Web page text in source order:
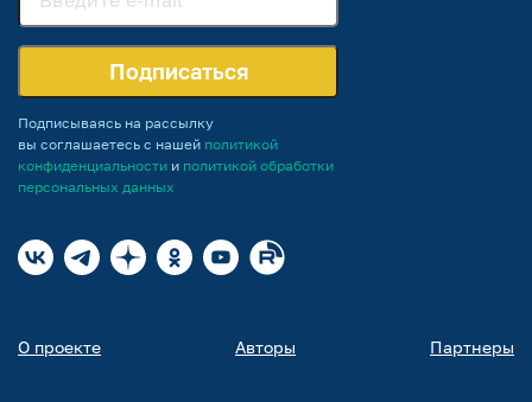
Подписаться
Подписываясь на рассылку
вы соглашаетесь с нашей политикой
конфиденциальности и политикой обработки
персональных данных
О проекте Авторы Партнеры